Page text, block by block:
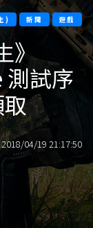
) 新聞 遊戲
》
試序
04/19 21:17:50